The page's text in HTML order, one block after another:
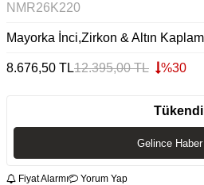
NMR26K220
Mayorka İnci,Zirkon & Altın
8.676,50 TL12.395,00TL %30
Tükendi
Gelince Haber
Fiyat Alarmı Yorum Yap